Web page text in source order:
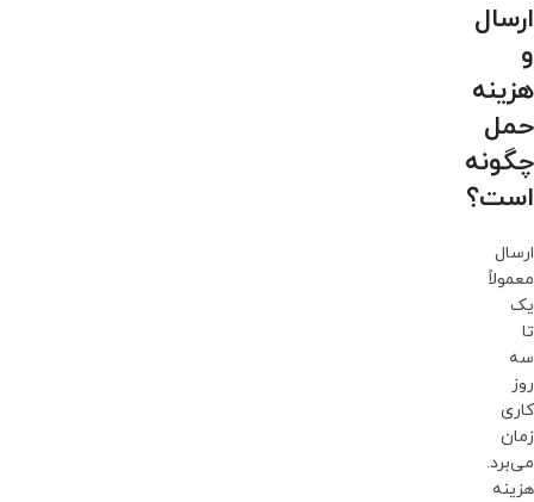
ارسال
و
هزینه
حمل
چگونه
است؟
ارسال
معمولاً
یک
تا
سه
روز
کاری
زمان
می‌برد.
هزینه